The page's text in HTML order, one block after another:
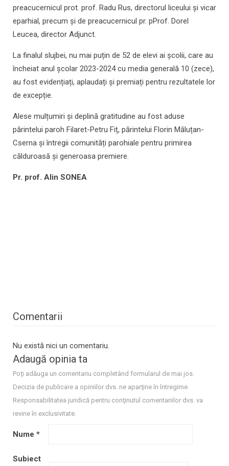
preacucernicul prot. prof. Radu Rus, directorul liceului și vicar
eparhial, precum și de preacucernicul pr. pProf. Dorel
Leucea, director Adjunct.
La finalul slujbei, nu mai puțin de 52 de elevi ai școlii, care au
încheiat anul școlar 2023-2024 cu media generală 10 (zece),
au fost evidențiați, aplaudați și premiați pentru rezultatele lor
de excepție.
Alese mulțumiri și deplină gratitudine au fost aduse
părintelui paroh Filaret-Petru Fiț, părintelui Florin Măluțan-
Cserna și întregii comunități parohiale pentru primirea
călduroasă și generoasa premiere.
Pr. prof. Alin SONEA
Comentarii
Nu există nici un comentariu.
Adaugă opinia ta
Poţi adăuga un comentariu completând formularul de mai jos.
Decizia de publicare a opiniilor dvs. ne aparţine în întregime.
Responsabilitatea juridică pentru conţinutul comentariilor dvs. va
revine în exclusivitate.
Nume *
Subiect